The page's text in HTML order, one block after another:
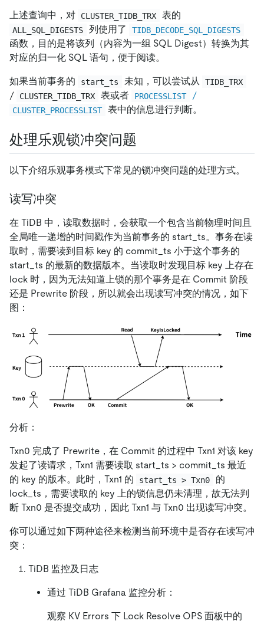
上述查询中，对 CLUSTER_TIDB_TRX 表的
ALL_SQL_DIGESTS 列使用了 TIDB_DECODE_SQL_DIGESTS
函数，目的是将该列（内容为一组 SQL Digest）转换为其
对应的归一化 SQL 语句，便于阅读。
如果当前事务的 start_ts 未知，可以尝试从 TIDB_TRX
/ CLUSTER_TIDB_TRX 表或者 PROCESSLIST /
CLUSTER_PROCESSLIST 表中的信息进行判断。
处理乐观锁冲突问题
以下介绍乐观事务模式下常见的锁冲突问题的处理方式。
读写冲突
在 TiDB 中，读取数据时，会获取一个包含当前物理时间且
全局唯一递增的时间戳作为当前事务的 start_ts。事务在读
取时，需要读到目标 key 的 commit_ts 小于这个事务的
start_ts 的最新的数据版本。当读取时发现目标 key 上存在
lock 时，因为无法知道上锁的那个事务是在 Commit 阶段
还是 Prewrite 阶段，所以就会出现读写冲突的情况，如下
图：
分析：
Txn0 完成了 Prewrite，在 Commit 的过程中 Txn1 对该 key
发起了读请求，Txn1 需要读取 start_ts > commit_ts 最近
的 key 的版本。此时，Txn1 的
start_ts > Txn0
的
lock_ts，需要读取的 key 上的锁信息仍未清理，故无法判
断 Txn0 是否提交成功，因此 Txn1 与 Txn0 出现读写冲突。
你可以通过如下两种途径来检测当前环境中是否存在读写冲
突：
TiDB 监控及日志
通过 TiDB Grafana 监控分析：
观察 KV Errors 下 Lock Resolve OPS 面板中的